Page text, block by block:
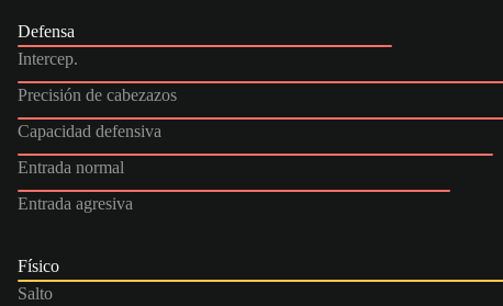
Defensa
Intercep.
Precisión de cabezazos
Capacidad defensiva
Entrada normal
Entrada agresiva
Físico
Salto